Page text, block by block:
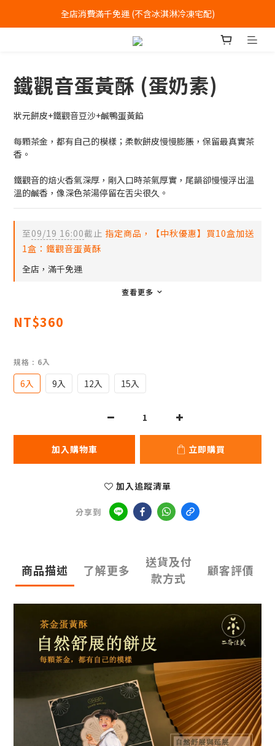
全店消費滿千免運 (不含冰淇淋冷凍宅配)
中式喜餅每消費滿一萬元，加贈2個一斤大餅
全店消費滿千免運 (不含冰淇淋冷凍宅配)
鐵觀音蛋黃酥 (蛋奶素)
狀元餅皮+鐵觀音豆沙+鹹鴨蛋黃餡
每顆茶金，都有自己的模樣；柔軟餅皮慢慢膨脹，保留最真實茶
香。
鐵觀音的焙火香氣深厚，剛入口時茶氣厚實，尾韻卻慢慢浮出溫
溫的鹹香，像深色茶湯停留在舌尖很久。
至09/19 16:00截止 指定商品，【中秋優惠】買10盒加送
1盒：鐵觀音蛋黃酥
全店，滿千免運
查看更多
NT$360
規格 : 6入
6入 9入 12入 15入
加入購物車 立即購買
加入追蹤清單
分享到
商品描述 了解更多
送貨及付
款方式
顧客評價